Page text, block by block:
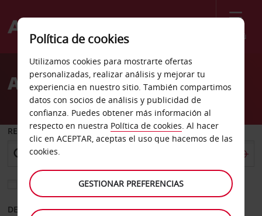
Menú
Welcome
AvisAlquiler de coches Toledo
RECOGER EN
Elegir otra oficina de devolución
DESDE HASTA
Política de cookies
Utilizamos cookies para mostrarte ofertas
personalizadas, realizar análisis y mejorar tu
experiencia en nuestro sitio. También compartimos
datos con socios de análisis y publicidad de
confianza. Puedes obtener más información al
respecto en nuestra Política de cookies. Al hacer
clic en ACEPTAR, aceptas el uso que hacemos de las
cookies.
GESTIONAR PREFERENCIAS